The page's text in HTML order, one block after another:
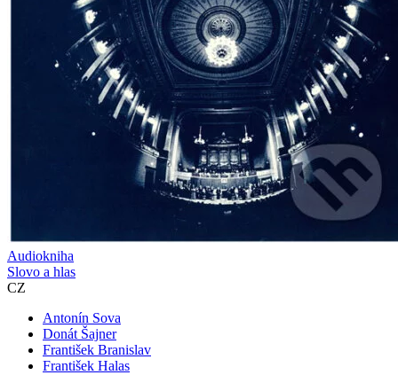
Audiokniha
Slovo a hlas
CZ
Antonín Sova
Donát Šajner
František Branislav
František Halas